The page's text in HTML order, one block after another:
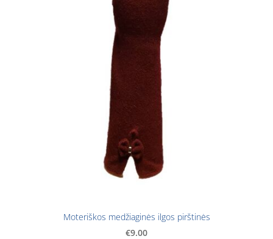
Moteriškos medžiaginės ilgos pirštinės
€9.00